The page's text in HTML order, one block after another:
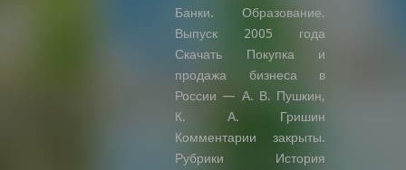
Банки. Образование.
Выпуск 2005 года
Скачать Покупка и
продажа бизнеса в
России — А. В. Пушкин,
К. А. Гришин
Комментарии закрыты.
Рубрики История